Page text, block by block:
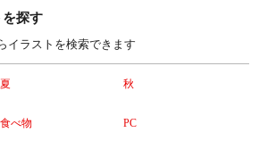
探す
イラストを検索できます
夏 秋
食べ物 PC